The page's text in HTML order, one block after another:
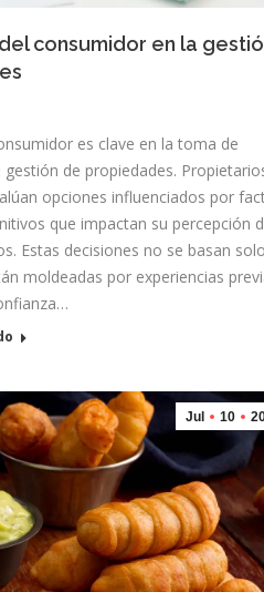
consumidor en la
es clave en la toma de
gestión de propiedades.
opciones influenciados por
que impactan su percepción
Estas decisiones no se basan
moldeadas por experiencias
Jul 10